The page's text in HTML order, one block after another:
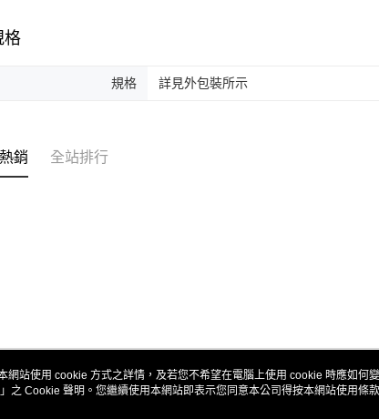
格
規格 詳見外包裝所示
銷 全站排行
關於我們 客服資訊
網站使用 cookie 方式之詳情，及若您不希望在電腦上使用 cookie 時應如何
」之 Cookie 聲明。您繼續使用本網站即表示您同意本公司得按本網站使用條